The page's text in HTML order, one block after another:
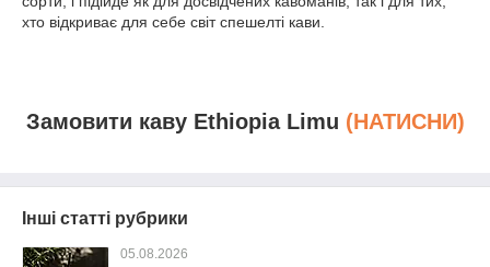
хто відкриває для себе світ спешелті кави.
Замовити каву Ethiopia Limu (НАТИСНИ)
Інші статті рубрики
05.08.2026